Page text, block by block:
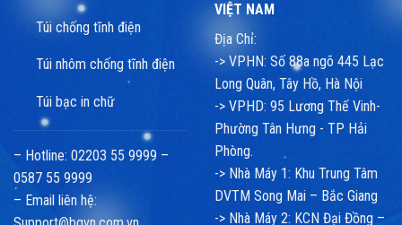
Túi chống tĩnh điện
Túi nhôm chống tĩnh điện
Túi bạc in chữ
– Hotline: 02203 55 9999 –
0587 55 9999
– Email liên hệ:
VIỆT NAM
Địa Chỉ:
-> VPHN: Số 88a ngõ 445 Lạc
Long Quân, Tây Hồ, Hà Nội
-> VPHD: 95 Lương Thế Vinh-
Phường Tân Hưng - TP Hải
Phòng.
-> Nhà Máy 1: Khu Trung Tâm
DVTM Song Mai – Bắc Giang
-> Nhà Máy 2: KCN Đại Đồng –